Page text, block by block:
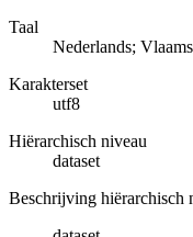
Taal
Nederlands; Vlaams
Karakterset
utf8
Hiërarchisch niveau
dataset
Beschrijving hiërarchisch